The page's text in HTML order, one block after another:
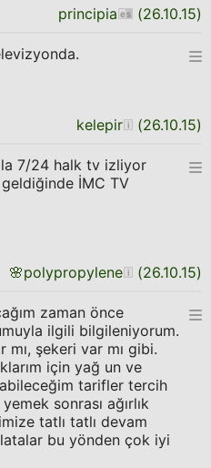
principia (26.10.15)
kelepir (26.10.15)
7/24 halk tv izliyor
İMC TV
🌸polypropylene (26.10.15)
zaman önce
ilgili bilgileniyorum.
şekeri var mı gibi.
için yağ un ve
tarifler tercih
sonrası ağırlık
tatlı tatlı devam
bu yönden çok iyi